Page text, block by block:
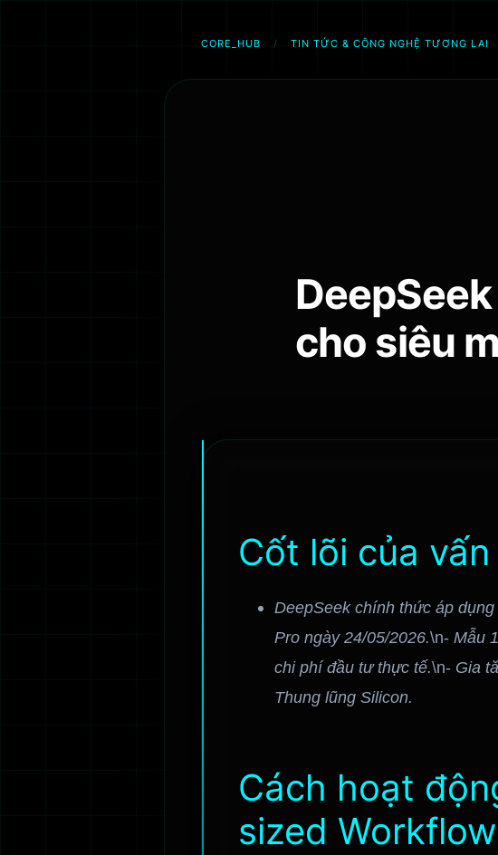
CORE_HUB / TIN TỨC & CÔNG NGHỆ TƯƠNG LAI
cho siêu
Cốt lõi của
DeepSeek chính thức áp
Pro ngày 24/05/2026.\n- Mẫu
chi phí đầu tư thực tế.\n- Gia
Thung lũng Silicon.
Cách hoạt
sized